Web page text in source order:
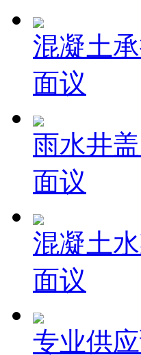
混凝土
面议
雨水井
面议
混凝土
面议
专业供